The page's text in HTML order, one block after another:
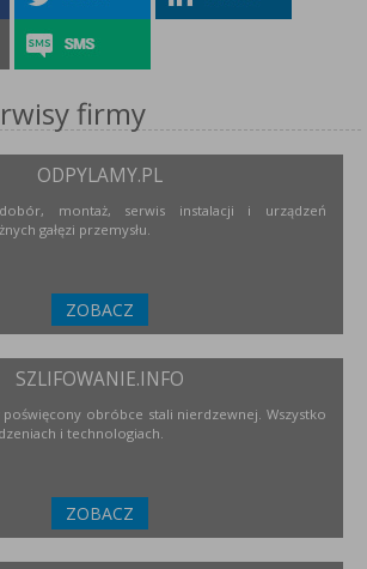
firmy
ODPYLAMY.PL
montaż, serwis instalacji i urządzeń
gałęzi przemysłu.
ZOBACZ
SZLIFOWANIE.INFO
obróbce stali nierdzewnej. Wszystko
i technologiach.
ZOBACZ